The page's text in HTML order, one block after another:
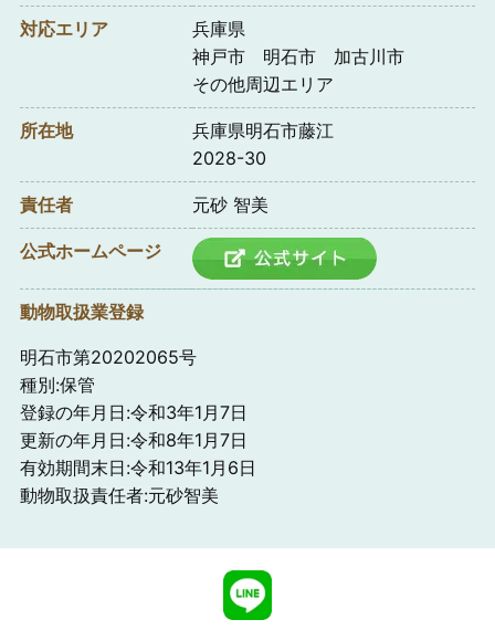
対応エリア
兵庫県
神戸市 明石市 加古川市
その他周辺エリア
所在地
兵庫県明石市藤江
2028-30
責任者 元砂 智美
公式ホームページ
動物取扱業登録
明石市第20202065号
種別:保管
登録の年月日:令和3年1月7日
更新の年月日:令和8年1月7日
有効期間末日:令和13年1月6日
動物取扱責任者:元砂智美